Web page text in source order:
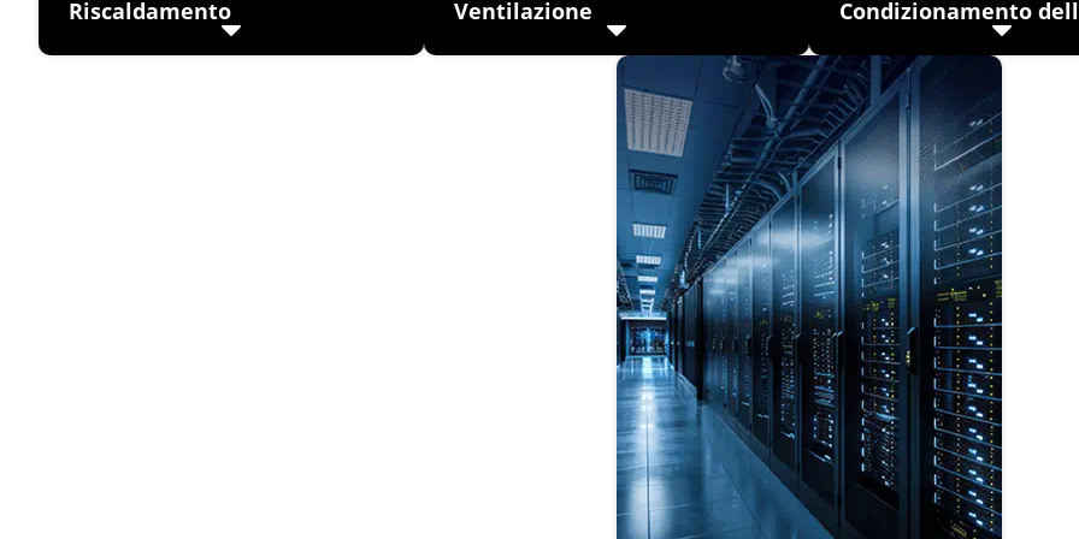
Riscaldamento
Scopri come le nostre soluzioni VFD
Ventilazione
Scopri come le conseguenze di un
flusso d’aria scarso e di ventilatori
inefficienti vengono mitigate dalle
nostre soluzioni VFD per migliorare la
qualità dell’aria e ridurre gli sprechi
Condizionamento
Scopri come è possibile
minimo la crescente esigenza
raffreddamento e il
infrastrutture elettriche
nostri azionamenti (VFD) per
con precisione ventilatori,
compressori. applicazioni.